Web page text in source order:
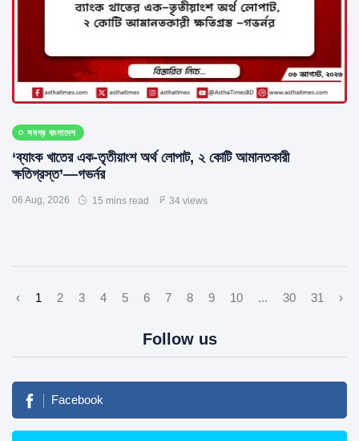
সমগ্র বাংলাদেশ
‘ব্যাংক খাতের এক-তৃতীয়াংশ অর্থ লোপাট, ২ কোটি আমানতকারী
ক্ষতিগ্রস্ত’—গভর্নর
06 Aug, 2026 15 mins read 34 views
‹ 1 2 3 4 5 6 7 8 9 10 ... 30 31 ›
Follow us
Facebook